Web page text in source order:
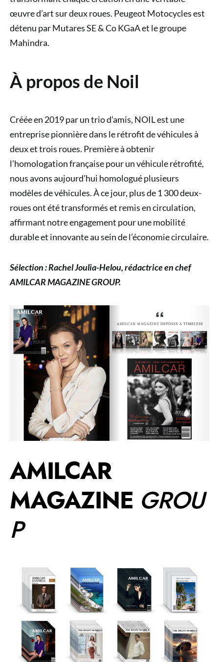
œuvre d’art sur deux roues. Peugeot Motocycles est
détenu par Mutares SE & Co KGaA et le groupe
Mahindra.
À propos de Noil
Créée en 2019 par un trio d’amis, NOIL est une
entreprise pionnière dans le rétrofit de véhicules à
deux et trois roues. Première à obtenir
l’homologation française pour un véhicule rétrofité,
nous avons aujourd’hui homologué plusieurs
modèles de véhicules. À ce jour, plus de 1 300 deux-
roues ont été transformés et remis en circulation,
affirmant notre engagement pour une mobilité
durable et innovante au sein de l’économie circulaire.
Sélection : Rachel Joulia-Helou, rédactrice en chef
AMILCAR MAGAZINE GROUP.
AMILCAR
MAGAZINE GROU
P